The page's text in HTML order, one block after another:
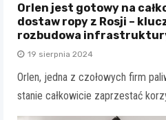
Orlen jest gotowy na
dostaw ropy z Rosji –
rozbudowa
19 sierpnia 2024
Orlen, jedna z czołowych firm
stanie całkowicie zaprzestać